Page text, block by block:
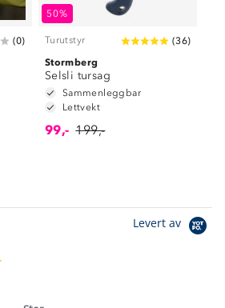
(0)
50%
Turutstyr (36)
Stormberg
Selsli tursag
Sammenleggbar
Lettvekt
99,- 199,-
Levert av